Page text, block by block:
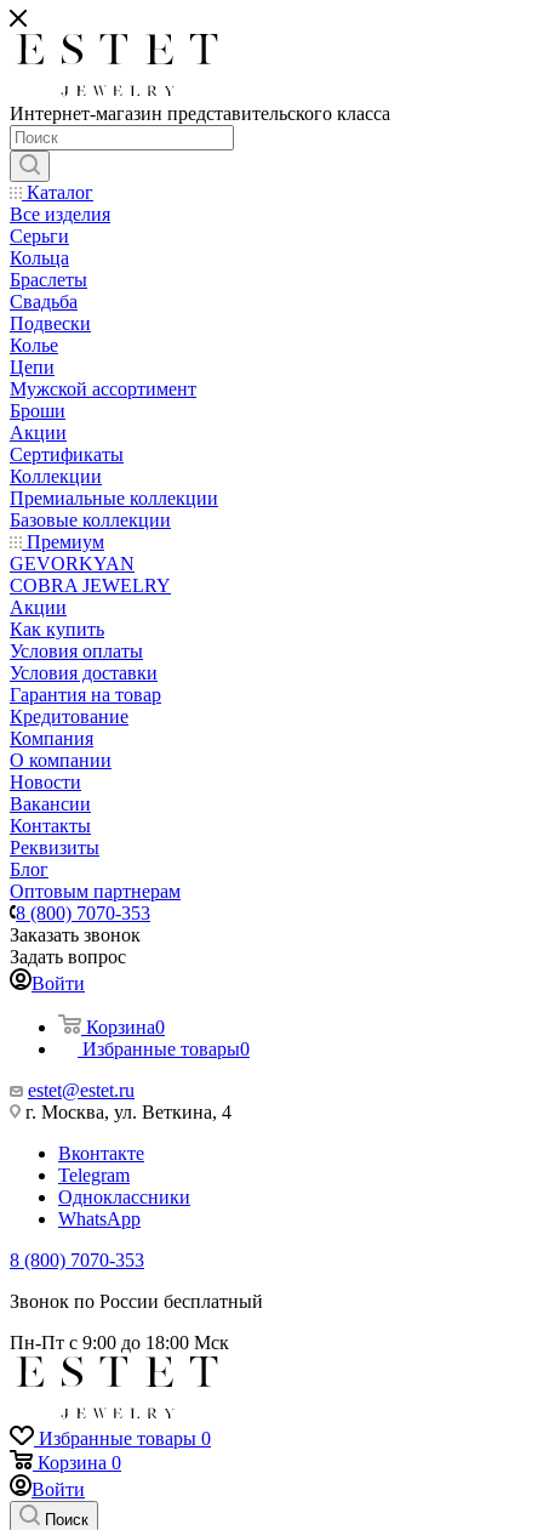
Интернет-магазин представительского класса
Каталог
Все изделия
Серьги
Кольца
Браслеты
Свадьба
Подвески
Колье
Цепи
Мужской ассортимент
Броши
Акции
Сертификаты
Коллекции
Премиальные коллекции
Базовые коллекции
Премиум
GEVORKYAN
COBRA JEWELRY
Акции
Как купить
Условия оплаты
Условия доставки
Гарантия на товар
Кредитование
Компания
О компании
Новости
Вакансии
Контакты
Реквизиты
Блог
Оптовым партнерам
8 (800) 7070-353
Заказать звонок
Задать вопрос
Войти
Корзина0
Избранные товары0
estet@estet.ru
г. Москва, ул. Веткина, 4
Вконтакте
Telegram
Одноклассники
WhatsApp
8 (800) 7070-353
Звонок по России бесплатный
Пн-Пт с 9:00 до 18:00 Мск
Избранные товары 0
Корзина 0
Войти
Поиск